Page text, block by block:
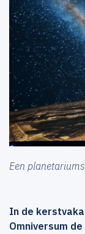
Een
In de
Omniversum